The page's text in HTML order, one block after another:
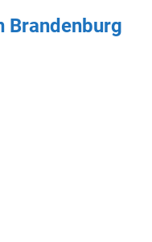
Brandenburg